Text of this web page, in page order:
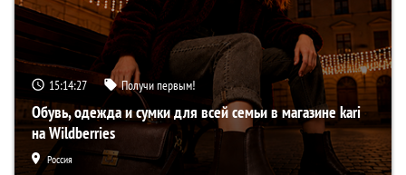
15:14:26 Получи первым!
Обувь, одежда и сумки для всей семьи в магазине kari
на Wildberries
Россия